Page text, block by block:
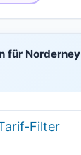
für Norderney